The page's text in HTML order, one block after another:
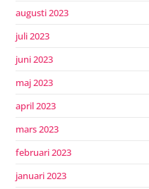
augusti 2023
juli 2023
juni 2023
maj 2023
april 2023
mars 2023
februari 2023
januari 2023